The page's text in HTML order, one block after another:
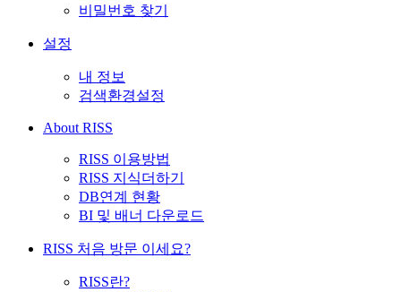
비밀번호 찾기
설정
내 정보
검색환경설정
About RISS
RISS 이용방법
RISS 지식더하기
DB연계 현황
BI 및 배너 다운로드
RISS 처음 방문 이세요?
RISS란?